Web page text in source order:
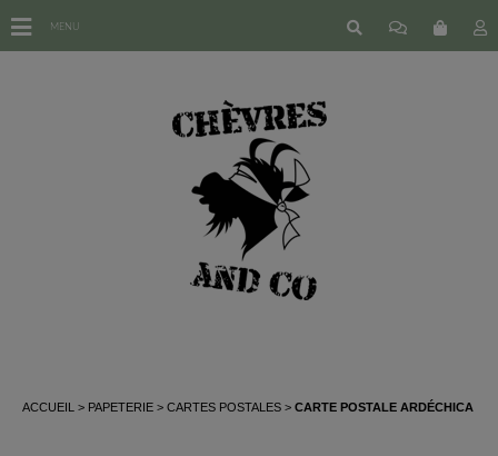
ACCUEIL PAPETERIE CARTES POSTALES CARTE POSTALE ARDÉCHICA
MENU